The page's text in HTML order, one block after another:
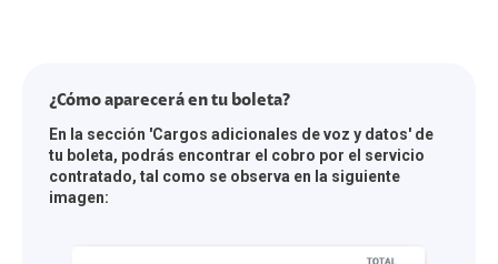
¿Cómo aparecerá en tu boleta?
En la sección 'Cargos adicionales de voz y datos' de
tu boleta, podrás encontrar el cobro por el servicio
contratado, tal como se observa en la siguiente
imagen: